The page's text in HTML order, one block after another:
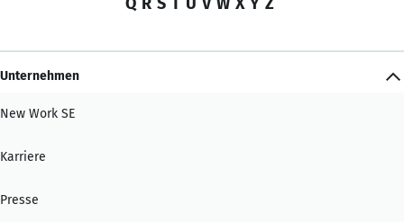
Unternehmen
New Work SE
Karriere
Presse